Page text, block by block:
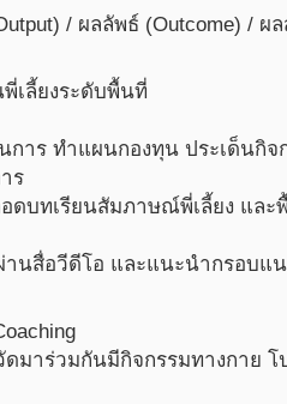
/ ผลลัพธ์ (Outcome) /
เลี้ยงระดับพื้นที่
การ ทำแผนกองทุน ประเด็นกิ
ร
ดบทเรียนสัมภาษณ์พี่เลี้ยง แล
านสื่อวีดีโอ และแนะนำกรอบแ
ดมาร่วมกันมีกิจกรรมทางกาย โ